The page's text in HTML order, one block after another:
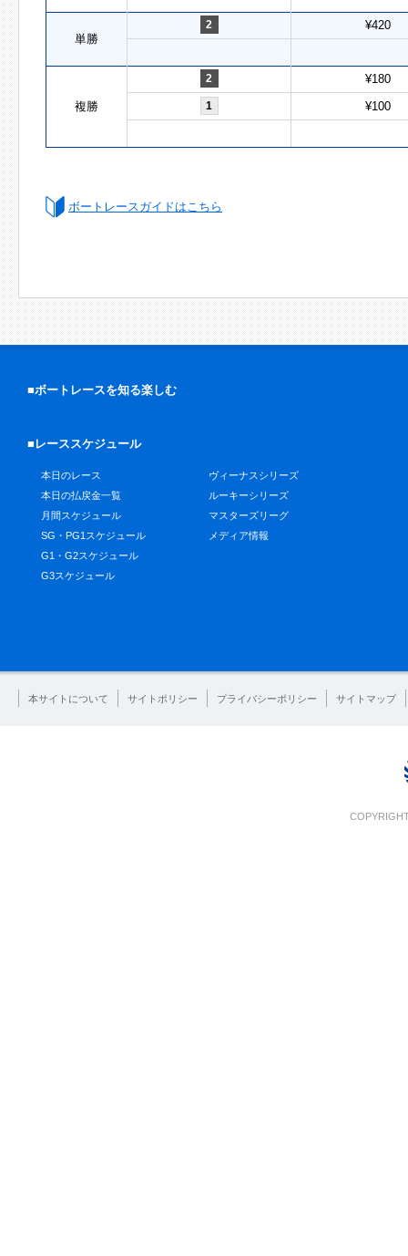
単勝
2 ¥420
複勝
2 ¥180
1 ¥100
ボートレースガイドはこちら
■ボートレースを知る楽しむ
■レーススケジュール
本日のレース
本日の払戻金一覧
月間スケジュール
SG・PG1スケジュール
G1・G2スケジュール
G3スケジュール
ヴィーナスシリーズ
ルーキーシリーズ
マスターズリーグ
メディア情報
本サイトについて サイトポリシー プライバシーポリシー サイトマップ